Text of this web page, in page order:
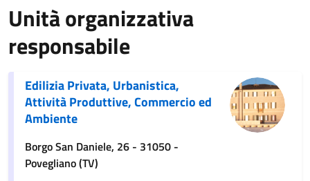
Unità organizzativa
responsabile
Edilizia Privata, Urbanistica,
Attività Produttive, Commercio ed
Ambiente
Borgo San Daniele, 26 - 31050 -
Povegliano (TV)